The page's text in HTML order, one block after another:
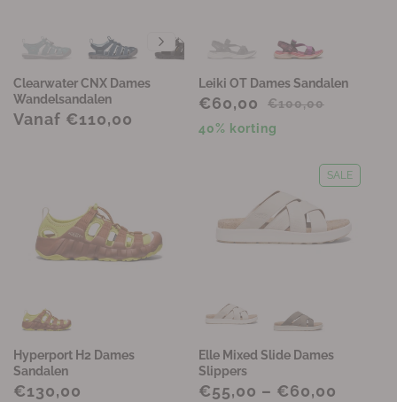
Clearwater CNX Dames
Wandelsandalen
Vanaf €110,00
Leiki OT Dames Sandalen
€60,00
€100,00
40% korting
Hyperport H2 Dames
Sandalen
€130,00
SALE
Elle Mixed Slide Dames
Slippers
€55,00 – €60,00